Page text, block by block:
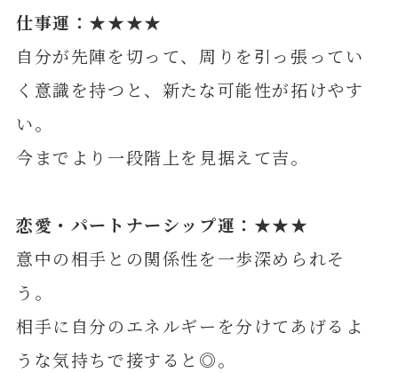
仕事運：★★★★
自分が先陣を切って、周りを引っ張ってい
く意識を持つと、新たな可能性が拓けやす
い。
今までより一段階上を見据えて吉。
恋愛・パートナーシップ運：★★★
意中の相手との関係性を一歩深められそ
う。
相手に自分のエネルギーを分けてあげるよ
うな気持ちで接すると◎。